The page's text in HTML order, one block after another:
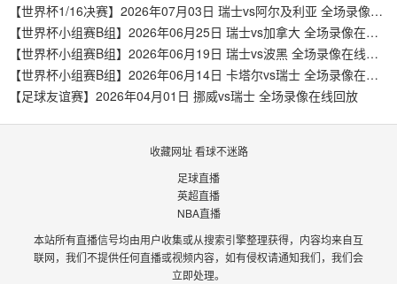
【世界杯1/16决赛】2026年07月03日 瑞士vs阿尔及利亚 全场录像在线回放
【世界杯小组赛B组】2026年06月25日 瑞士vs加拿大 全场录像在线回放
【世界杯小组赛B组】2026年06月19日 瑞士vs波黑 全场录像在线回放
【世界杯小组赛B组】2026年06月14日 卡塔尔vs瑞士 全场录像在线回放
【足球友谊赛】2026年04月01日 挪威vs瑞士 全场录像在线回放
收藏网址 看球不迷路
足球直播
英超直播
NBA直播
本站所有直播信号均由用户收集或从搜索引擎整理获得，内容均来自互
联网，我们不提供任何直播或视频内容，如有侵权请通知我们，我们会
立即处理。